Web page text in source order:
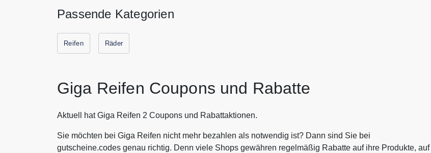
Passende Kategorien
Reifen Räder
Giga Reifen Coupons und Rabatte
Aktuell hat Giga Reifen 2 Coupons und Rabattaktionen.
Sie möchten bei Giga Reifen nicht mehr bezahlen als notwendig ist? Dann sind Sie bei
gutscheine.codes genau richtig. Denn viele Shops gewähren regelmäßig Rabatte auf ihre Produkte, auf